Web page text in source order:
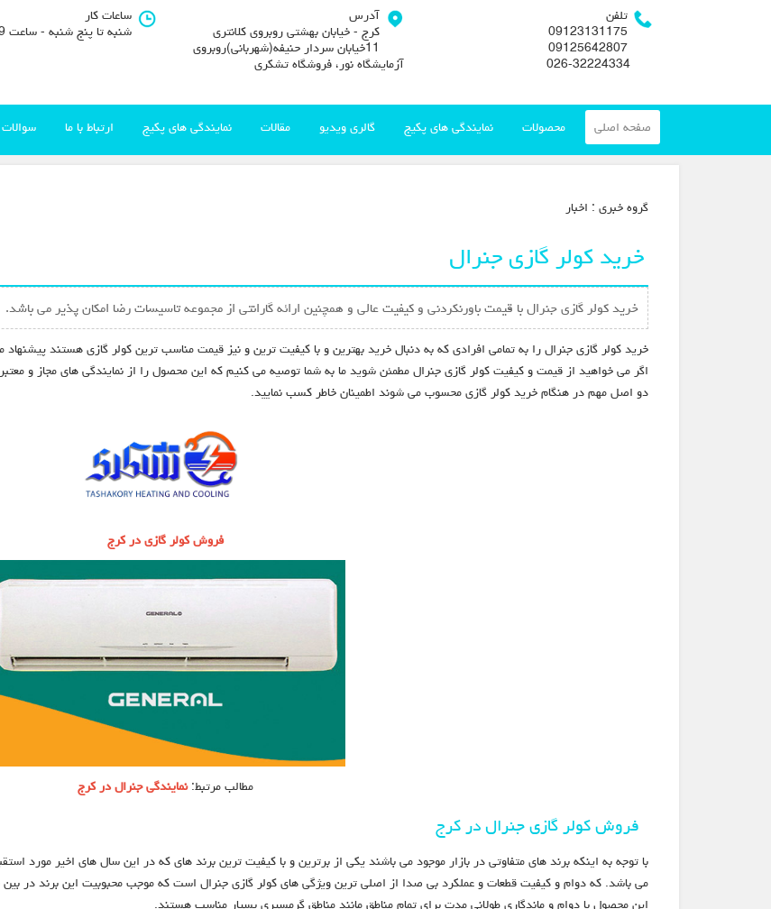
تلفن
09123131175
09125642807
آدرس
کرج - خیابان بهشتی روبروی کلانتری
11خیابان سردار حنیفه(شهربانی)روبروی
آزمایشگاه نور، فروشگاه تشکری
ساعات کار
شنبه تا پنج شنبه - ساعت 9 الی 21
صفحه اصلی محصولات نمایندگی های پکیج گالری ویدیو مقالات نمایندگی های پکیج ارتباط با ما
گروه خبري : اخبار
خرید کولر گازی جنرال
خرید کولر گازی جنرال با قیمت باورنکردنی و کیفیت عالی و همچنین ارائه گارانتی از مجموعه تاسیسات رضا امکان پذیر می باشد.
خرید کولر گازی جنرال را به تمامی افرادی که به دنبال خرید بهترین و با کیفیت ترین و نیز قیمت مناسب ترین کولر گازی هستند
اگر می خواهید از قیمت و کیفیت کولر گازی جنرال مطمئن شوید ما به شما توصیه می کنیم که این محصول را از نمایندگی های مجاز و
دو اصل مهم در هنگام خرید کولر گازی محسوب می شوند اطمینان خاطر کسب نمایید.
فروش کولر گازی در کرج
مطالب مرتبط:نمایندگی جنرال در کرج
فروش کولر گازی جنرال در کرج
با توجه به اینکه برند های متفاوتی در بازار موجود می باشند یکی از برترین و با کیفیت ترین برند های که در این سال های اخیر مورد
می باشد. که دوام و کیفیت قطعات و عملکرد بی صدا از اصلی ترین ویژگی های کولر گازی جنرال است که موجب محبوبیت این برند در